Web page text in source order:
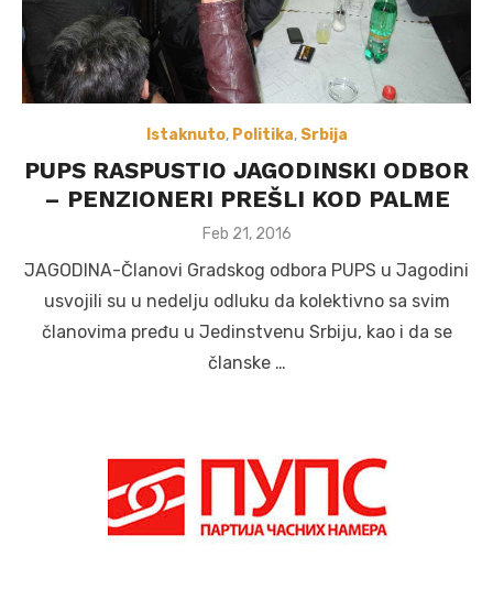
Istaknuto, Politika, Srbija
PUPS RASPUSTIO JAGODINSKI ODBOR
– PENZIONERI PREŠLI KOD PALME
Posted
Feb 21, 2016
JAGODINA-Članovi Gradskog odbora PUPS u Jagodini
usvojili su u nedelju odluku da kolektivno sa svim
članovima pređu u Jedinstvenu Srbiju, kao i da se
članske …